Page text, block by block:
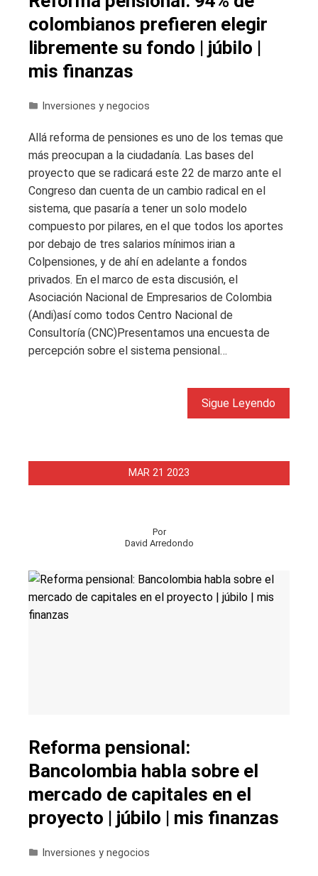
colombianos prefieren elegir
libremente su fondo | júbilo |
mis finanzas
Inversiones y negocios
Allá reforma de pensiones es uno de los temas que
más preocupan a la ciudadanía. Las bases del
proyecto que se radicará este 22 de marzo ante el
Congreso dan cuenta de un cambio radical en el
sistema, que pasaría a tener un solo modelo
compuesto por pilares, en el que todos los aportes
por debajo de tres salarios mínimos irian a
Colpensiones, y de ahí en adelante a fondos
privados. En el marco de esta discusión, el
Asociación Nacional de Empresarios de Colombia
(Andi)así como todos Centro Nacional de
Consultoría (CNC)Presentamos una encuesta de
percepción sobre el sistema pensional…
Sigue Leyendo
MAR 21 2023
Por
David Arredondo
Reforma pensional:
Bancolombia habla sobre el
mercado de capitales en el
proyecto | júbilo | mis finanzas
Inversiones y negocios